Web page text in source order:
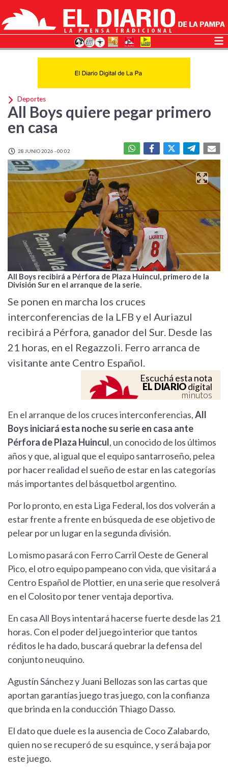
Deportes
All Boys quiere pegar primero
en casa
28 JUNIO 2026 - 00:02
All Boys recibirá a Pérfora de Plaza Huincul, primero de la
División Sur en el arranque de la serie.
Se ponen en marcha los cruces
interconferencias de la LFB y el Auriazul
recibirá a Pérfora, ganador del Sur. Desde las
21 horas, en el Regazzoli. Ferro arranca de
visitante ante Centro Español.
Escuchá esta nota
EL DIARIOdigital
minutos
En el arranque de los cruces interconferencias,All
Boys iniciará esta noche su serie en casa ante
Pérfora de Plaza Huincul, un conocido de los últimos
años y que, al igual que el equipo santarroseño, pelea
por hacer realidad el sueño de estar en las categorías
más importantes del básquetbol argentino.
Por lo pronto, en esta Liga Federal, los dos volverán a
estar frente a frente en búsqueda de ese objetivo de
pelear por un lugar en la segunda división.
Lo mismo pasará con Ferro Carril Oeste de General
Pico, el otro equipo pampeano con vida, que visitará a
Centro Español de Plottier, en una serie que resolverá
en el Colosito por tener ventaja deportiva.
En casa All Boys intentará hacerse fuerte desde las 21
horas. Con el poder del juego interior que tantos
réditos le ha dado, buscará quebrar la defensa del
conjunto neuquino.
Agustín Sánchez y Juani Bellozas son las cartas que
aportan garantías juego tras juego, con la confianza
que brinda en la conducción Thiago Dasso.
El dato que duele es la ausencia de Coco Zalabardo,
quien no se recuperó de su esquince, y será baja por
este juego.